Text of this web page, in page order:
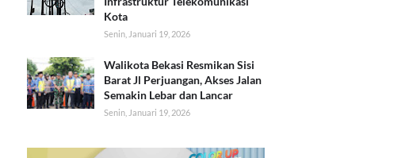
Kota
Senin, Januari 19, 2026
Walikota Bekasi Resmikan Sisi
Barat Jl Perjuangan, Akses Jalan
Semakin Lebar dan Lancar
Senin, Januari 19, 2026